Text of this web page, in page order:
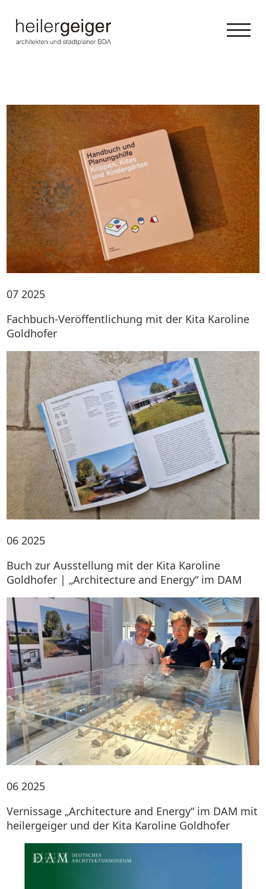
07 2025
Fachbuch-Veröffentlichung mit der Kita Karoline
Goldhofer
06 2025
Buch zur Ausstellung mit der Kita Karoline
Goldhofer | „Architecture and Energy“ im DAM
06 2025
Vernissage „Architecture and Energy“ im DAM mit
heilergeiger und der Kita Karoline Goldhofer